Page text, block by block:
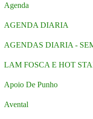
Agenda
AGENDA DIARIA
AGENDAS DIARIA -
LAM FOSCA E HOT
Apoio De Punho
Avental